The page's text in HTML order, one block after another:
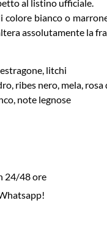
al listino ufficiale.
colore bianco o
assolutamente la
litchi
ribes nero, mela, rosa
note legnose
24/48 ore